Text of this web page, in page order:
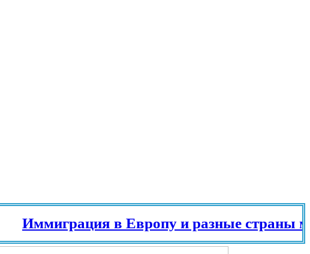
Иммиграция в Европу и разные страны